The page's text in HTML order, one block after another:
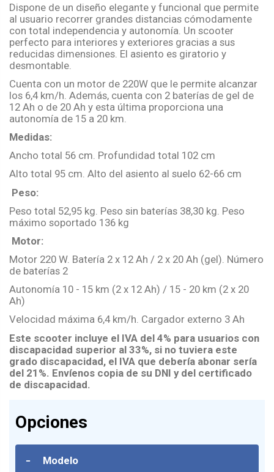
Dispone de un diseño elegante y funcional que permite
al usuario recorrer grandes distancias cómodamente
con total independencia y autonomía. Un scooter
perfecto para interiores y exteriores gracias a sus
reducidas dimensiones. El asiento es giratorio y
desmontable.
Cuenta con un motor de 220W que le permite alcanzar
los 6,4 km/h. Además, cuenta con 2 baterías de gel de
12 Ah o de 20 Ah y esta última proporciona una
autonomía de 15 a 20 km.
Medidas:
Ancho total 56 cm. Profundidad total 102 cm
Alto total 95 cm. Alto del asiento al suelo 62-66 cm
Peso:
Peso total 52,95 kg. Peso sin baterías 38,30 kg. Peso
máximo soportado 136 kg
Motor:
Motor 220 W. Batería 2 x 12 Ah / 2 x 20 Ah (gel). Número
de baterías 2
Autonomía 10 - 15 km (2 x 12 Ah) / 15 - 20 km (2 x 20
Ah)
Velocidad máxima 6,4 km/h. Cargador externo 3 Ah
Este scooter incluye el IVA del 4% para usuarios con
discapacidad superior al 33%, si no tuviera este
grado discapacidad, el IVA que debería abonar sería
del 21%. Envíenos copia de su DNI y del certificado
de discapacidad.
Opciones
- Modelo